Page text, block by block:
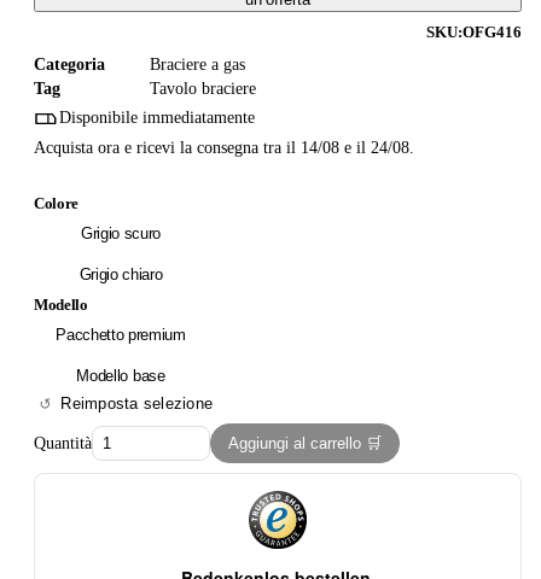
SKU:OFG416
Categoria
Braciere a gas
Tag
Tavolo braciere
Disponibile immediatamente
Acquista ora e ricevi la consegna tra il 14/08 e il 24/08.
Colore
Grigio scuro
Grigio chiaro
Modello
Pacchetto premium
Modello base
Reimposta selezione
Quantità Aggiungi al carrello 🛒